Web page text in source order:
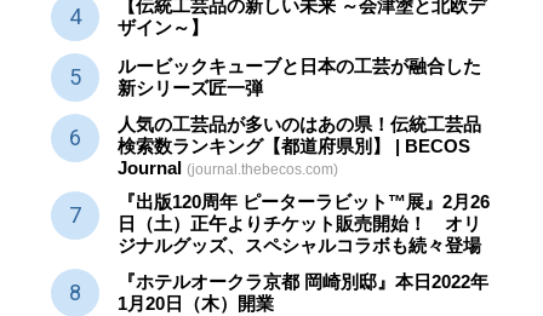
【伝統工芸品の新しい未来 ～会津塗と北欧デ
ザイン～】
ルービックキューブと日本の工芸が融合した
新シリーズ匠一弾
人気の工芸品が多いのはあの県！伝統工芸品
検索数ランキング【都道府県別】 | BECOS
Journal (journal.thebecos.com)
『出版120周年 ピーターラビット™展』2月26
日（土）正午よりチケット販売開始！ オリ
ジナルグッズ、スペシャルコラボも続々登場
『ホテルオークラ京都 岡崎別邸』本日2022年
1月20日（木）開業